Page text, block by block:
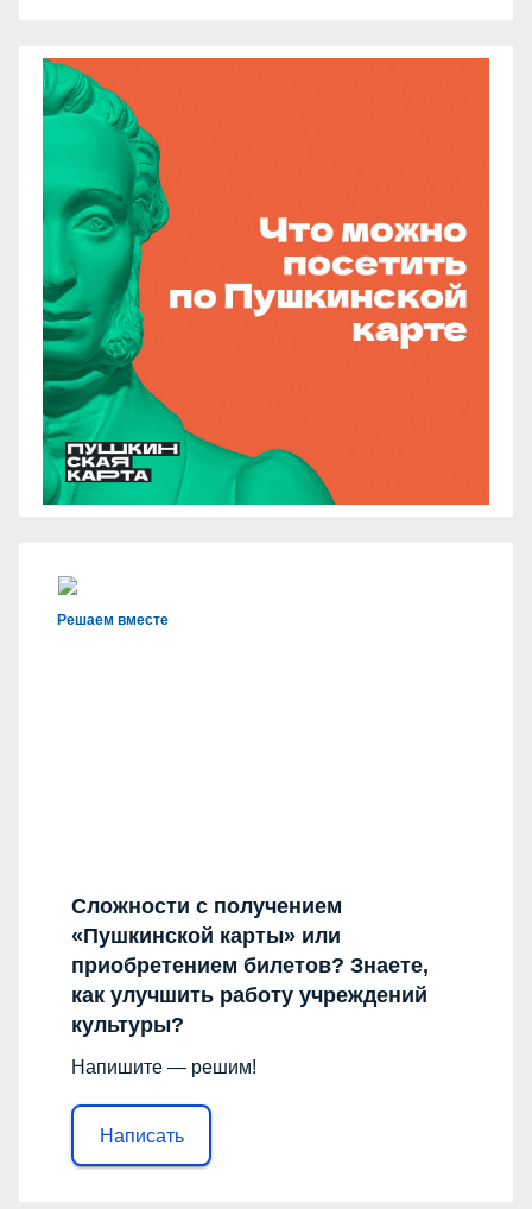
Решаем вместе
Сложности с получением
«Пушкинской карты» или
приобретением билетов? Знаете,
как улучшить работу учреждений
культуры?
Напишите — решим!
Написать